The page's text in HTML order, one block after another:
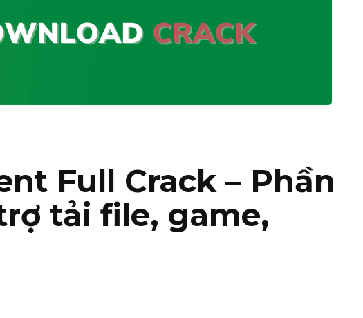
Full Crack – Phần
tải file, game,